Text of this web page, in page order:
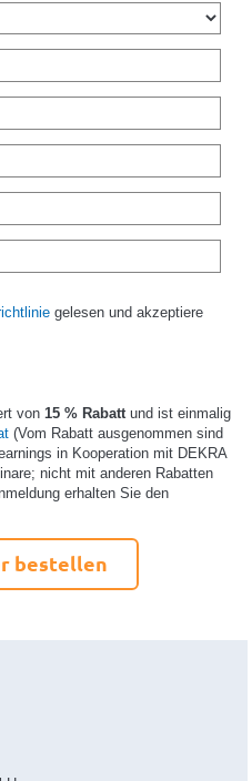
gelesen und akzeptiere
von 15 % Rabatt und ist einmalig
(Vom Rabatt ausgenommen sind
in Kooperation mit DEKRA
nicht mit anderen Rabatten
erhalten Sie den
bestellen